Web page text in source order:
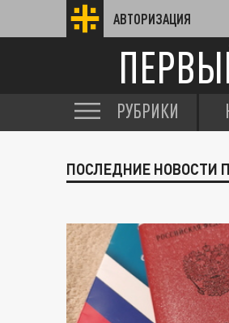
АВТОРИЗАЦИЯ
РУБРИКИ
ПОСЛЕДНИЕ НОВОСТИ